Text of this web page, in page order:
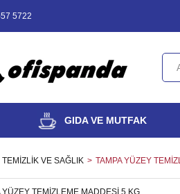
5722
GIDA VE MUTFAK
TEMİZLİK VE SAĞLIK TAMPA YÜZEY